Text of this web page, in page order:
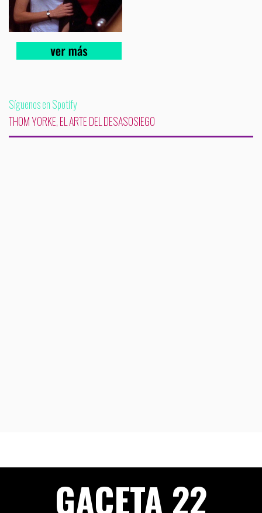
Síguenos en Spotify
THOM YORKE, EL ARTE DEL DESASOSIEGO
GACETA 22